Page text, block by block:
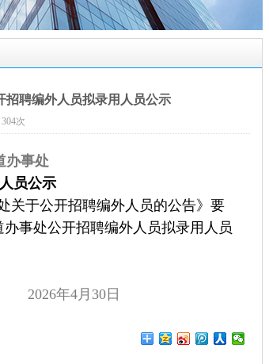
招聘编外人员拟录用人员公示
304次
办事处
员公示
于公开招聘编外人员的公告》要
事处公开招聘编外人员拟录用人员
2026年4月30日